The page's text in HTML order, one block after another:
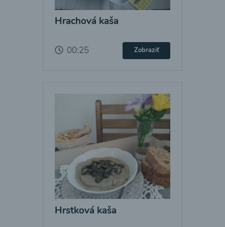
Hrachová kaša
00:25 Zobraziť
Hrstková kaša